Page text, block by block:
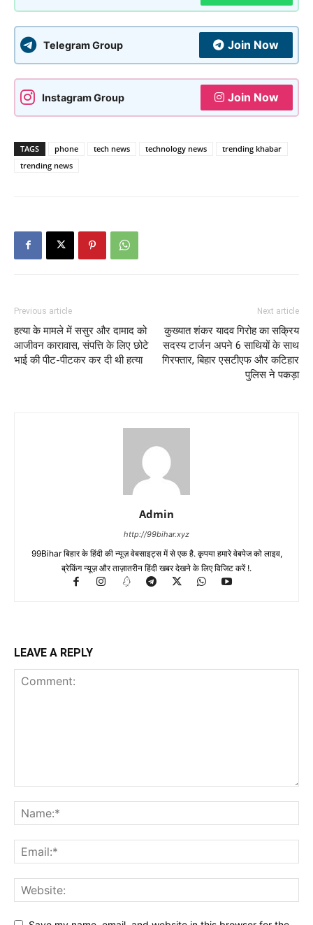
Telegram Group Join Now
Instagram Group Join Now
TAGS phone tech news technology news
trending khabar
trending news
Previous article
हत्या के मामले में ससुर और दामाद को
आजीवन कारावास, संपत्ति के लिए छोटे
भाई की पीट-पीटकर कर दी थी हत्या
Next article
कुख्यात शंकर यादव गिरोह का सक्रिय
सदस्य टार्जन अपने 6 साथियों के साथ
गिरफ्तार, बिहार एसटीएफ और कटिहार
पुलिस ने पकड़ा
Admin
http://99bihar.xyz
99Bihar बिहार के हिंदी की न्यूज़ वेबसाइट्स में से एक है. कृपया हमारे वेबपेज को लाइव,
ब्रेकिंग न्यूज़ और ताज़ातरीन हिंदी खबर देखने के लिए विजिट करें !.
LEAVE A REPLY